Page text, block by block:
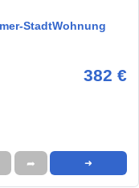
StadtWohnung
382 €
➦ ➜